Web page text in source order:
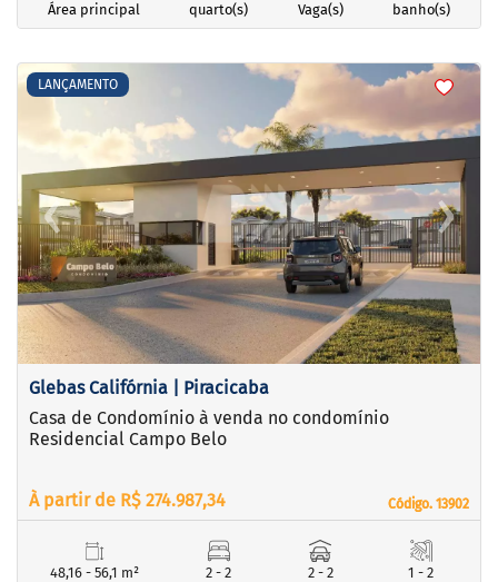
Área principal
quarto(s)
Vaga(s)
banho(s)
LANÇAMENTO
<<<
‹Previous ›Next
Glebas Califórnia | Piracicaba
Código. 13902
Código. 13902
Casa de Condomínio à venda no condomínio
Residencial Campo Belo
À partir de R$ 274.987,34
48,16 - 56,1 m²
2 - 2
2 - 2
1 - 2